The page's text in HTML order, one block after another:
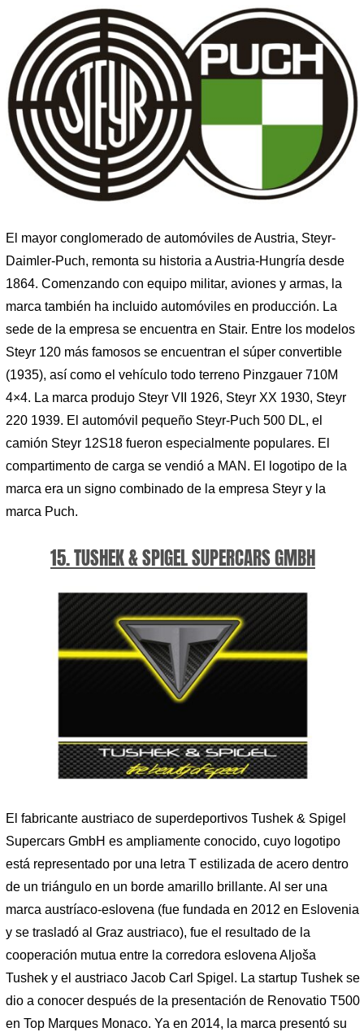
El mayor conglomerado de automóviles de Austria, Steyr-
Daimler-Puch, remonta su historia a Austria-Hungría desde
1864. Comenzando con equipo militar, aviones y armas, la
marca también ha incluido automóviles en producción. La
sede de la empresa se encuentra en Stair. Entre los modelos
Steyr 120 más famosos se encuentran el súper convertible
(1935), así como el vehículo todo terreno Pinzgauer 710M
4×4. La marca produjo Steyr VII 1926, Steyr XX 1930, Steyr
220 1939. El automóvil pequeño Steyr-Puch 500 DL, el
camión Steyr 12S18 fueron especialmente populares. El
compartimento de carga se vendió a MAN. El logotipo de la
marca era un signo combinado de la empresa Steyr y la
marca Puch.
15. TUSHEK & SPIGEL SUPERCARS GMBH
El fabricante austriaco de superdeportivos Tushek & Spigel
Supercars GmbH es ampliamente conocido, cuyo logotipo
está representado por una letra T estilizada de acero dentro
de un triángulo en un borde amarillo brillante. Al ser una
marca austríaco-eslovena (fue fundada en 2012 en Eslovenia
y se trasladó al Graz austriaco), fue el resultado de la
cooperación mutua entre la corredora eslovena Aljoša
Tushek y el austriaco Jacob Carl Spigel. La startup Tushek se
dio a conocer después de la presentación de Renovatio T500
en Top Marques Monaco. Ya en 2014, la marca presentó su